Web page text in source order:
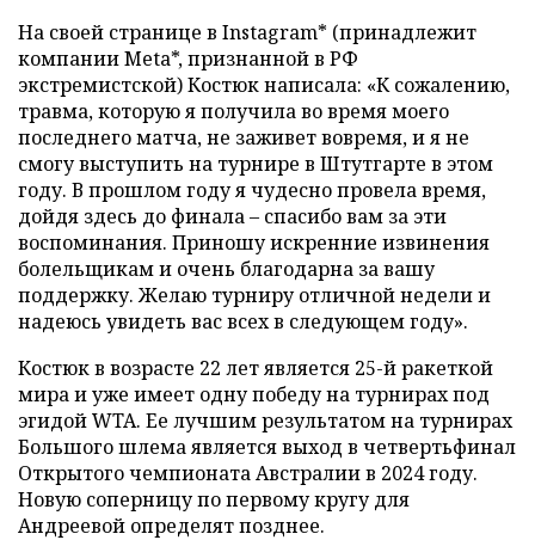
На своей странице в Instagram* (принадлежит
компании Meta*, признанной в РФ
экстремистской) Костюк написала: «К сожалению,
травма, которую я получила во время моего
последнего матча, не заживет вовремя, и я не
смогу выступить на турнире в Штутгарте в этом
году. В прошлом году я чудесно провела время,
дойдя здесь до финала – спасибо вам за эти
воспоминания. Приношу искренние извинения
болельщикам и очень благодарна за вашу
поддержку. Желаю турниру отличной недели и
надеюсь увидеть вас всех в следующем году».
Костюк в возрасте 22 лет является 25-й ракеткой
мира и уже имеет одну победу на турнирах под
эгидой WTA. Ее лучшим результатом на турнирах
Большого шлема является выход в четвертьфинал
Открытого чемпионата Австралии в 2024 году.
Новую соперницу по первому кругу для
Андреевой определят позднее.